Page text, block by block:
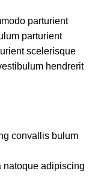
parturient
parturient
scelerisque
hendrerit
convallis bulum
natoque adipiscing